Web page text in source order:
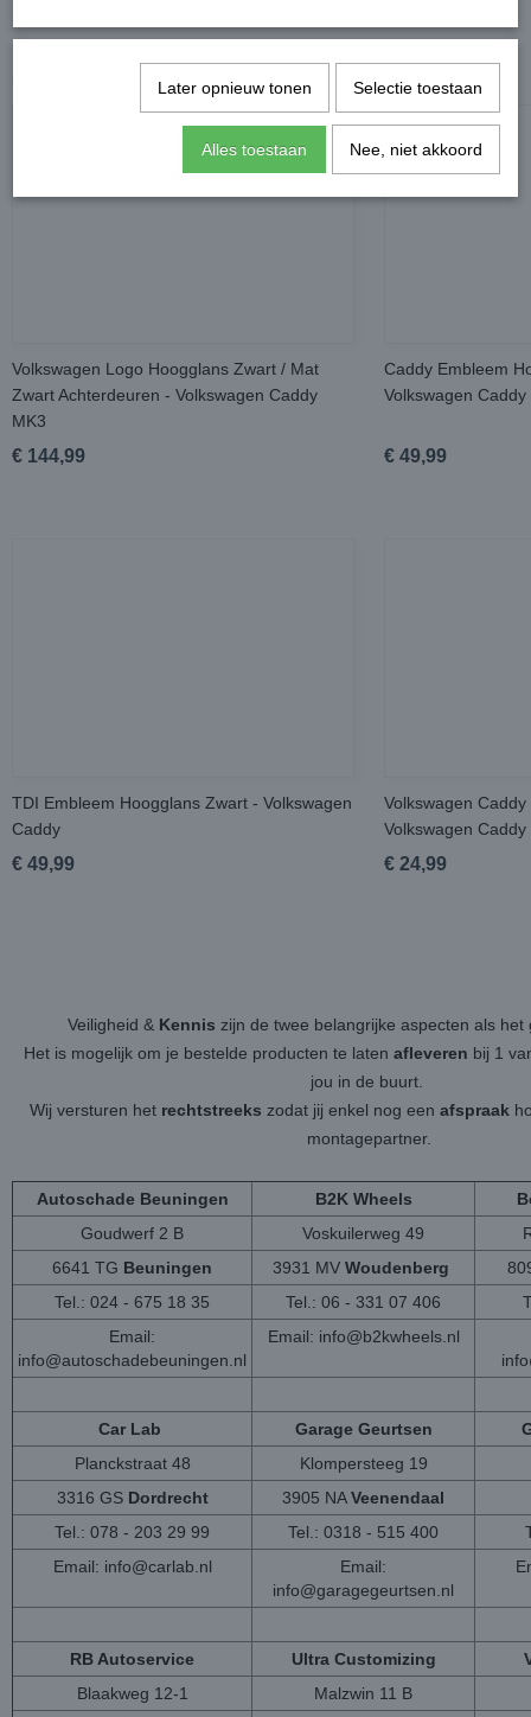
Ook interessant
Volkswagen Logo Hoogglans Zwart / Mat
Zwart Achterdeuren - Volkswagen Caddy
MK3
€ 144,99
Caddy Embleem
Volkswagen Caddy
€ 49,99
TDI Embleem Hoogglans Zwart - Volkswagen
Caddy
€ 49,99
Volkswagen
Volkswagen Caddy
€ 24,99
Veiligheid & Kennis zijn de twee belangrijke aspecten als
Het is mogelijk om je bestelde producten te laten afleveren bij 1
jou in de buurt.
Wij versturen het rechtstreeks zodat jij enkel nog een afspraak
montagepartner.
Autoschade Beuningen B2K Wheels
Goudwerf 2 B
Voskuilerweg 49
6641 TG Beuningen 3931 MV Woudenberg
Tel.: 024 - 675 18 35
Tel.: 06 - 331 07 406
Email:
info@autoschadebeuningen.nl
Email: info@b2kwheels.nl
Car Lab Garage Geurtsen
Planckstraat 48
Klompersteeg 19
3316 GS Dordrecht 3905 NAVeenendaal
Tel.: 078 - 203 29 99
Tel.: 0318 - 515 400
Email: info@carlab.nl
Email:
info@garagegeurtsen.nl
RB Autoservice Ultra Customizing
Blaakweg 12-1
Malzwin 11 B
Later opnieuw tonen Selectie toestaan
Alles toestaan Nee, niet akkoord